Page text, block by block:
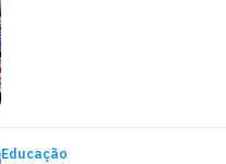
Educação